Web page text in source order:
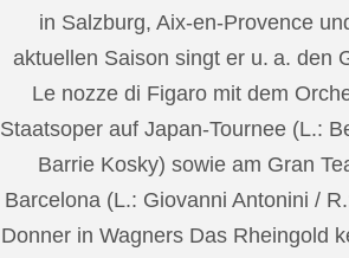
in Salzburg, Aix-en-Provence
aktuellen Saison singt er u. a. den
Le nozze di Figaro mit dem
Staatsoper auf Japan-Tournee (L.:
Barrie Kosky) sowie am Gran
Barcelona (L.: Giovanni Antonini /
Donner in Wagners Das Rheingold